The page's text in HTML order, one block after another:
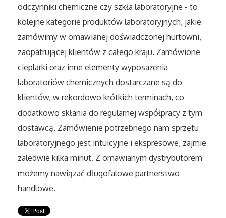
Elektronika, RTV, AGD
Art. Dla Zwierząt
Ogród, Rośliny
Art. Spożywcze
Materiały Eksploatacyjne
odczynniki chemiczne czy szkła laboratoryjne - to
kolejne kategorie produktów laboratoryjnych, jakie
zamówimy w omawianej doświadczonej hurtowni,
zaopatrującej klientów z całego kraju. Zamówione
cieplarki oraz inne elementy wyposażenia
laboratoriów chemicznych dostarczane są do
klientów, w rekordowo krótkich terminach, co
dodatkowo skłania do regularnej współpracy z tym
dostawcą. Zamówienie potrzebnego nam sprzętu
laboratoryjnego jest intuicyjne i ekspresowe, zajmie
zaledwie kilka minut. Z omawianym dystrybutorem
możemy nawiązać długofalowe partnerstwo
handlowe.